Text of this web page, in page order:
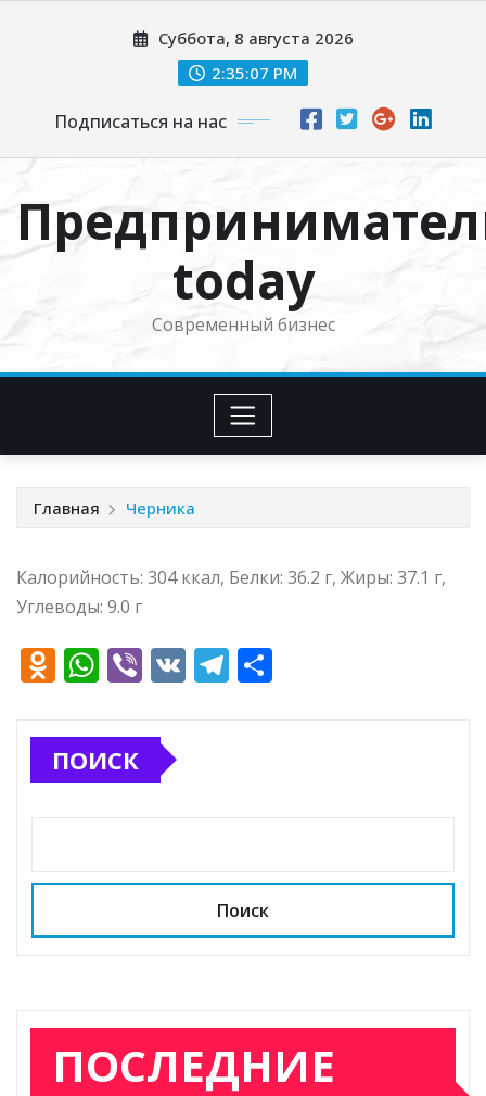
Суббота, 8 августа 2026
2:35:08 PM
Подписаться на нас
today
Современный бизнес
Главная Черника
Калорийность: 304 ккал, Белки: 36.2 г, Жиры: 37.1 г,
Углеводы: 9.0 г
O
n
o
ss
ki
W
at
s
p
Vi
e
V T
и
ь
ПОИСК
Поиск
ПОСЛЕДНИЕ